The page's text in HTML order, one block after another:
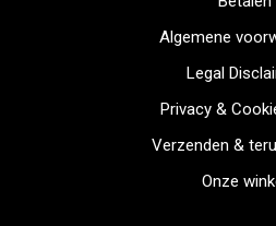
Algemene
Legal
Privacy &
Verzenden &
Onze